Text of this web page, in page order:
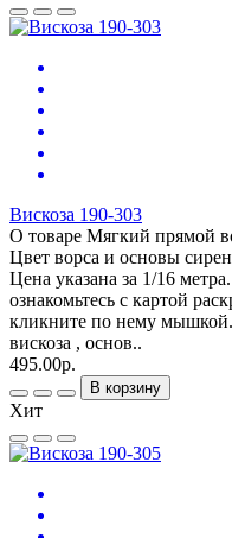
Вискоза 190-303
О товаре Мягкий прямой
Цвет ворса и основы
Цена указана за 1/16
ознакомьтесь с картой
кликните по нему
вискоза , основ..
495.00р.
В корзину
Хит